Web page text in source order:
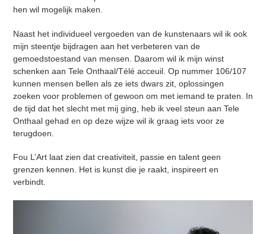
hen wil mogelijk maken.
Naast het individueel vergoeden van de kunstenaars wil ik ook
mijn steentje bijdragen aan het verbeteren van de
gemoedstoestand van mensen. Daarom wil ik mijn winst
schenken aan Tele Onthaal/Télé acceuil. Op nummer 106/107
kunnen mensen bellen als ze iets dwars zit, oplossingen
zoeken voor problemen of gewoon om met iemand te praten. In
de tijd dat het slecht met mij ging, heb ik veel steun aan Tele
Onthaal gehad en op deze wijze wil ik graag iets voor ze
terugdoen.
Fou L’Art laat zien dat creativiteit, passie en talent geen
grenzen kennen. Het is kunst die je raakt, inspireert en
verbindt.